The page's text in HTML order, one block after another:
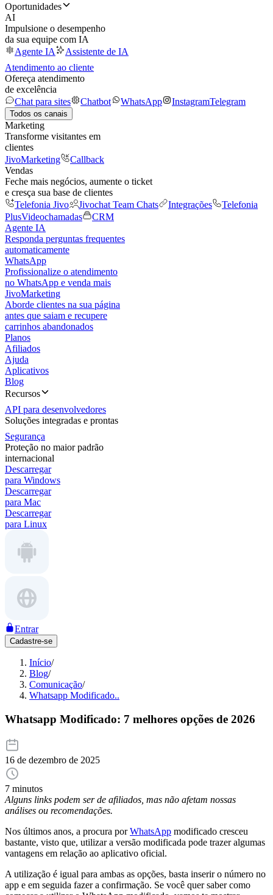
Oportunidades
AI
Impulsione o desempenho
da sua equipe com IA
Agente IA
Assistente de IA
Atendimento ao cliente
Ofereça atendimento
de excelência
Chat para sites
Chatbot WhatsApp InstagramTelegram
Todos os canais
Marketing
Transforme visitantes em
clientes
JivoMarketing
Callback
Vendas
Feche mais negócios, aumente o ticket
e cresça sua base de clientes
Telefonia Jivo
Jivochat Team Chats Integrações
Telefonia
PlusVideochamadas
CRM
Agente IA
Responda perguntas frequentes
automaticamente
WhatsApp
Profissionalize o atendimento
no WhatsApp e venda mais
JivoMarketing
Aborde clientes na sua página
antes que saiam e recupere
carrinhos abandonados
Planos
Afiliados
Ajuda
Aplicativos
Blog
Recursos
API para desenvolvedores
Soluções integradas e prontas
Segurança
Proteção no maior padrão
internacional
Descarregar
para Windows
Descarregar
para Mac
Descarregar
para Linux
Entrar
Cadastre-se
Início/
Blog/
Comunicação/
Whatsapp Modificado..
Whatsapp Modificado: 7 melhores opções de 2026
16 de dezembro de 2025
7 minutos
Alguns links podem ser de afiliados, mas não afetam nossas
análises ou recomendações.
Nos últimos anos, a procura porWhatsApp modificado cresceu
bastante, visto que, utilizar a versão modificada pode trazer algumas
vantagens em relação ao aplicativo oficial.
A utilização é igual para ambas as opções, basta inserir o número no
app e em seguida fazer a confirmação. Se você quer saber como